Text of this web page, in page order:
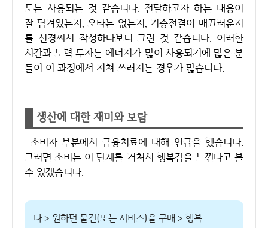
도는 사용되는 것 같습니다. 전달하고자 하는 내용이
잘 담겨있는지, 오타는 없는지, 기승전결이 매끄러운지
를 신경써서 작성하다보니 그런 것 같습니다. 이러한
시간과 노력 투자는 에너지가 많이 사용되기에 많은 분
들이 이 과정에서 지쳐 쓰러지는 경우가 많습니다.
생산에 대한 재미와 보람
소비자 부분에서 금융치료에 대해 언급을 했습니다.
그러면 소비는 이 단계를 거쳐서 행복감을 느낀다고 볼
수 있겠습니다.
나 > 원하던 물건(또는 서비스)을 구매 > 행복